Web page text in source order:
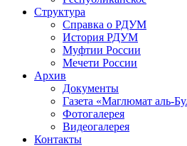
Структура
Справка о РДУМ
История РДУМ
Муфтии России
Мечети России
Архив
Документы
Газета «Маглюмат аль-
Фотогалерея
Видеогалерея
Контакты